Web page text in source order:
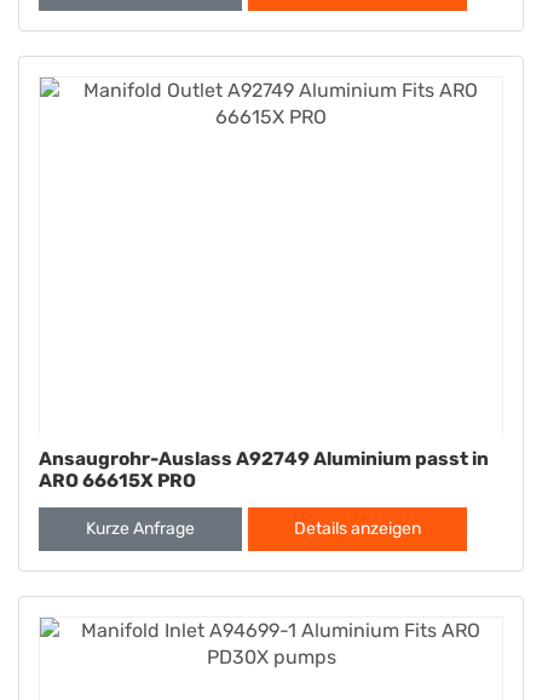
Ansaugrohr-Auslass A92749 Aluminium passt in
ARO 66615X PRO
Kurze Anfrage Details anzeigen